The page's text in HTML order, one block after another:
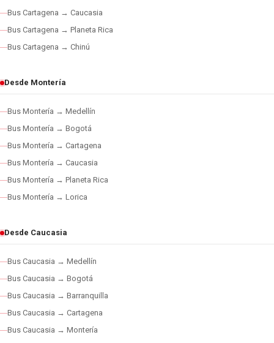
Bus Cartagena → Caucasia
Bus Cartagena → Planeta Rica
Bus Cartagena → Chinú
Desde Montería
Bus Montería → Medellín
Bus Montería → Bogotá
Bus Montería → Cartagena
Bus Montería → Caucasia
Bus Montería → Planeta Rica
Bus Montería → Lorica
Desde Caucasia
Bus Caucasia → Medellín
Bus Caucasia → Bogotá
Bus Caucasia → Barranquilla
Bus Caucasia → Cartagena
Bus Caucasia → Montería